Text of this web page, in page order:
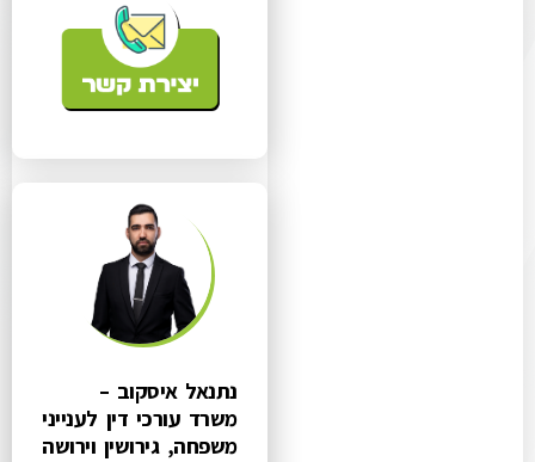
נתנאל איסקוב –
משרד עורכי דין לענייני
משפחה, גירושין וירושה